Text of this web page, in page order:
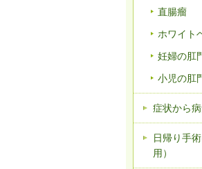
直腸瘤
ホワイト
妊婦の肛
小児の肛
症状から
日帰り手
用）